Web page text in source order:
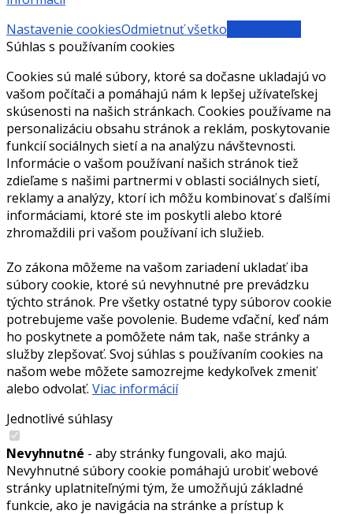
Nastavenie cookiesOdmietnuť všetko
Súhlas s používaním cookies
Cookies sú malé súbory, ktoré sa dočasne ukladajú vo
vašom počítači a pomáhajú nám k lepšej užívateľskej
skúsenosti na našich stránkach. Cookies používame na
personalizáciu obsahu stránok a reklám, poskytovanie
funkcií sociálnych sietí a na analýzu návštevnosti.
Informácie o vašom používaní našich stránok tiež
zdieľame s našimi partnermi v oblasti sociálnych sietí,
reklamy a analýzy, ktorí ich môžu kombinovať s ďalšími
informáciami, ktoré ste im poskytli alebo ktoré
zhromaždili pri vašom používaní ich služieb.
Zo zákona môžeme na vašom zariadení ukladať iba
súbory cookie, ktoré sú nevyhnutné pre prevádzku
týchto stránok. Pre všetky ostatné typy súborov cookie
potrebujeme vaše povolenie. Budeme vďační, keď nám
ho poskytnete a pomôžete nám tak, naše stránky a
služby zlepšovať. Svoj súhlas s používaním cookies na
našom webe môžete samozrejme kedykoľvek zmeniť
alebo odvolať. Viac informácií
Jednotlivé súhlasy
Nevyhnutné - aby stránky fungovali, ako majú.
Nevyhnutné súbory cookie pomáhajú urobiť webové
stránky uplatniteľnými tým, že umožňujú základné
funkcie, ako je navigácia na stránke a prístup k